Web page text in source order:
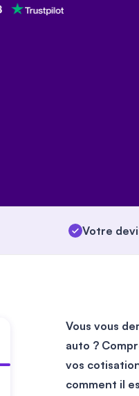
Votre
Vous vous
auto ?
vos
comment il